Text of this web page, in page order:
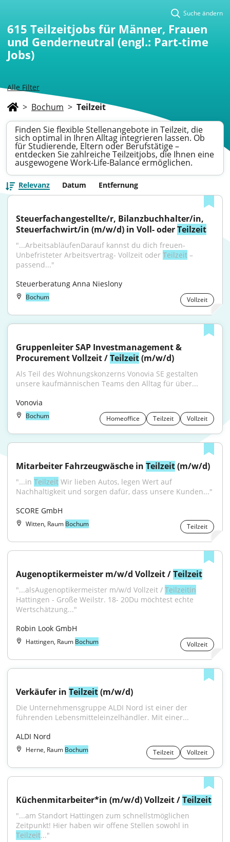
Alle Filter
Suche ändern
615 Teilzeitjobs für Männer, Frauen
und Genderneutral (engl.: Part-time
Jobs)
> Bochum > Teilzeit
Finden Sie flexible Stellenangebote in Teilzeit, die
sich optimal in Ihren Alltag integrieren lassen. Ob
für Studierende, Eltern oder Berufstätige –
entdecken Sie zahlreiche Teilzeitjobs, die Ihnen eine
ausgewogene Work-Life-Balance ermöglichen.
Relevanz Datum Entfernung
Steuerfachangestellte/r, Bilanzbuchhalter/in,
Steuerfachwirt/in (m/w/d) in Voll- oder Teilzeit
"...ArbeitsabläufenDarauf kannst du dich freuen-
Unbefristeter Arbeitsvertrag- Vollzeit oder Teilzeit –
passend..."
Steuerberatung Anna Nieslony
Bochum Vollzeit
Gruppenleiter SAP Investmanagement &
Procurement Vollzeit / Teilzeit (m/w/d)
Als Teil des Wohnungskonzerns Vonovia SE gestalten
unsere kaufmännischen Teams den Alltag für über...
Vonovia
Bochum Homeoffice Teilzeit Vollzeit
Mitarbeiter Fahrzeugwäsche in Teilzeit (m/w/d)
"...in Teilzeit Wir lieben Autos, legen Wert auf
Nachhaltigkeit und sorgen dafür, dass unsere Kunden..."
SCORE GmbH
Witten, Raum Bochum Teilzeit
Augenoptikermeister m/w/d Vollzeit / Teilzeit
"...alsAugenoptikermeister m/w/d Vollzeit / Teilzeitin
Hattingen - Große Weilstr. 18- 20Du möchtest echte
Wertschätzung..."
Robin Look GmbH
Hattingen, Raum Bochum Vollzeit
Verkäufer in Teilzeit (m/w/d)
Die Unternehmensgruppe ALDI Nord ist einer der
führenden Lebensmitteleinzelhändler. Mit einer...
ALDI Nord
Herne, Raum Bochum Teilzeit Vollzeit
Küchenmitarbeiter*in (m/w/d) Vollzeit / Teilzeit
"...am Standort Hattingen zum schnellstmöglichen
Teilzeit..."